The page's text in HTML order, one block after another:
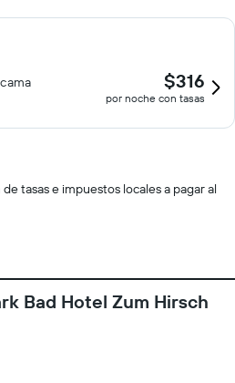
$316
por noche con tasas
tasas e impuestos locales a pagar al
Bad Hotel Zum Hirsch